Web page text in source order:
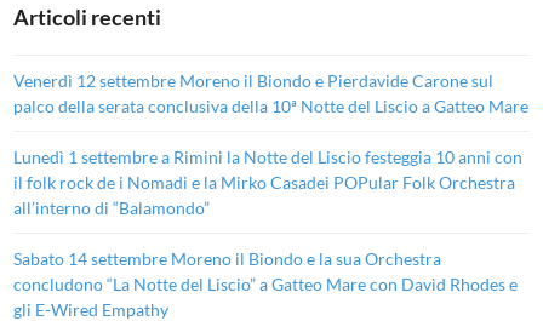
Articoli recenti
Venerdì 12 settembre Moreno il Biondo e Pierdavide Carone sul
palco della serata conclusiva della 10ª Notte del Liscio a Gatteo Mare
Lunedì 1 settembre a Rimini la Notte del Liscio festeggia 10 anni con
il folk rock de i Nomadi e la Mirko Casadei POPular Folk Orchestra
all’interno di “Balamondo”
Sabato 14 settembre Moreno il Biondo e la sua Orchestra
concludono “La Notte del Liscio” a Gatteo Mare con David Rhodes e
gli E-Wired Empathy